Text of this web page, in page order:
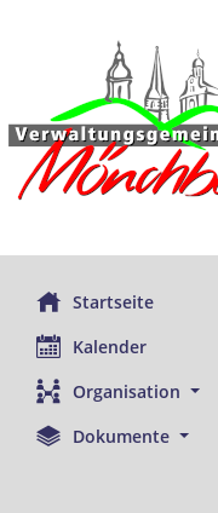
Startseite
Kalender
Organisation
Dokumente